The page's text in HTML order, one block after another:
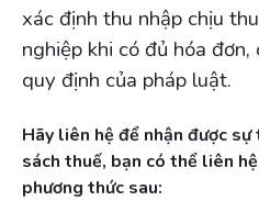
xác định thu nhập chịu
nghiệp khi có đủ hóa
quy định của pháp luật.
Hãy liên hệ để nhận được
sách thuế, bạn có thể liên
phương thức sau: